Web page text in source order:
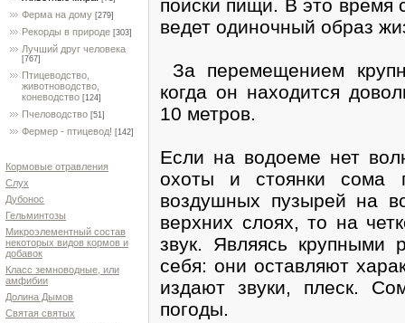
Ферма на дому [279]
Рекорды в природе [303]
Лучший друг человека
[767]
Птицеводство,
животноводство,
коневодство [124]
Пчеловодство [51]
Фермер - птицевод! [142]
Кормовые отравления
Слух
Дубонос
Гельминтозы
Микроэлементный состав
некоторых видов кормов и
добавок
Класс земноводные, или
амфибии
Долина Дымов
Святая святых
поиски пищи. В это время
ведет одиночный образ
За перемещением
когда он находится
10 метров.
Если на водоеме нет
охоты и стоянки сома
воздушных пузырей на
верхних слоях, то на
звук. Являясь крупными
себя: они оставляют
издают звуки, плеск.
погоды.